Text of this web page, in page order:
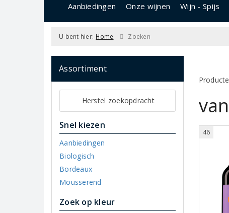
Aanbiedingen Onze wijnen Wijn - Spijs
U bent hier: Home Zoeken
Assortiment
Herstel zoekopdracht
Snel kiezen
Aanbiedingen
Biologisch
Bordeaux
Mousserend
Zoek op kleur
46